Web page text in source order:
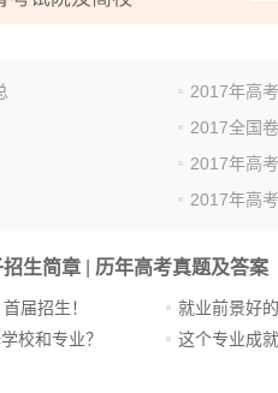
2017年高
2017全国
2017年高
2017年高
生简章 历年高考真题及答案
届招生！
校和专业？
就业前景好
这个专业成